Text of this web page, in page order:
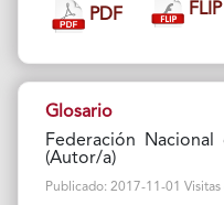
PDF FLIP
Glosario
Federación
(Autor/a)
Publicado: 2017-11-01